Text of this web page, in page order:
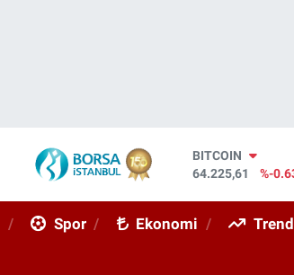
DOLAR
47,6704
%0
STERLİN
Spor Ekonomi Trend